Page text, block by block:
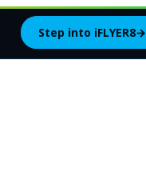
Step into iFLYER8→